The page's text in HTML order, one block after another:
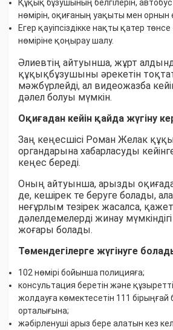
Құқық бұзушының белгілерін,
нөмірін, оқиғаның уақыты мен орнын
Егер қауіпсіздікке нақты қатер төнсе
нөміріне қоңырау шалу.
Әлиевтің айтуынша, жұрт
құқықбұзушыны әрекетін
мәжбүрлейді, ал видеожазба
дәлел болуы мүмкін.
Оқиғадан кейін қайда жүгіну
Заң кеңесшісі Роман Желак
органдарына хабарласуды
кеңес береді.
Оның айтуынша, арызды
де, кешірек те беруге болады,
неғұрлым тезірек жасалса,
дәлелдемелерді жинау
жоғары болады.
Төмендегілерге жүгінуге
102 нөмірі бойынша полицияға;
консультация беретін және
жолдауға көмектесетін 111 бірыңғай
орталығына;
жәбірленуші арыз бере алатын кез